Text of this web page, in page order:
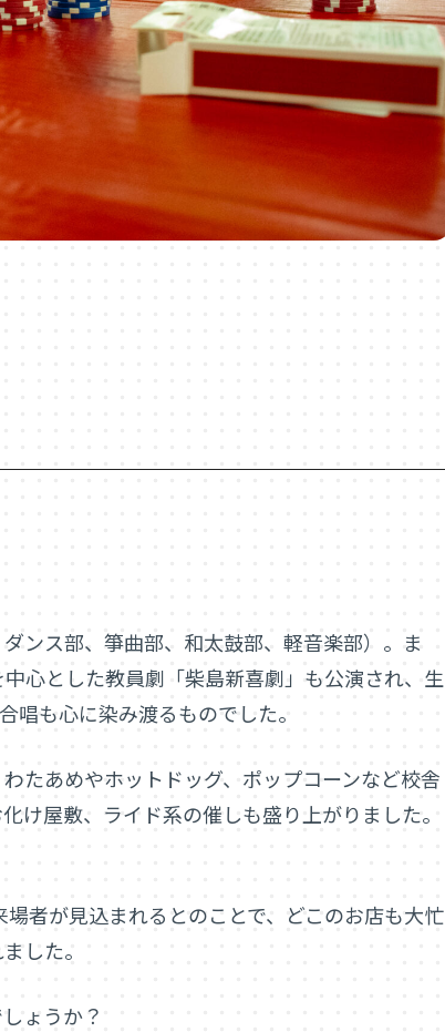
ンス部、箏曲部、和太鼓部、軽音楽部）。ま
心とした教員劇「柴島新喜劇」も公演され、生
唱も心に染み渡るものでした。
たあめやホットドッグ、ポップコーンなど校舎
け屋敷、ライド系の催しも盛り上がりました。
者が見込まれるとのことで、どこのお店も大忙
した。
ょうか？